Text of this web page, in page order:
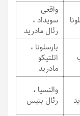
واقعی
سویداد ،
رئال مادرید
بارسلونا ،
اتلتیکو
مادرید
والنسیا ،
رئال بتیس